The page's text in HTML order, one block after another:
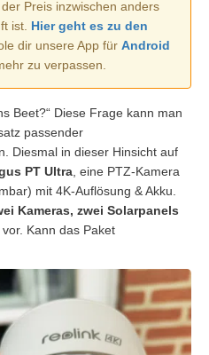
Preis inzwischen anders
ist. Hier geht es zu den
dir unsere App für Android
zu verpassen.
Beet?“ Diese Frage kann man
passender
Diesmal in dieser Hinsicht auf
PT Ultra , eine PTZ-Kamera
mit 4K-Auflösung & Akku.
Kameras, zwei Solarpanels
vor. Kann das Paket